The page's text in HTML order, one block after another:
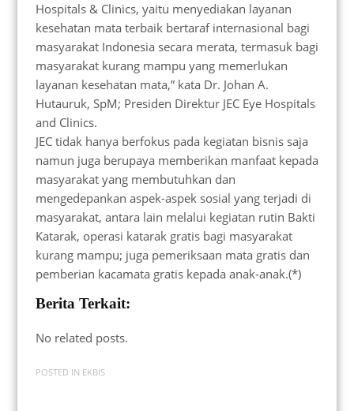
Hospitals & Clinics, yaitu menyediakan layanan
kesehatan mata terbaik bertaraf internasional bagi
masyarakat Indonesia secara merata, termasuk bagi
masyarakat kurang mampu yang memerlukan
layanan kesehatan mata,” kata Dr. Johan A.
Hutauruk, SpM; Presiden Direktur JEC Eye Hospitals
and Clinics.
JEC tidak hanya berfokus pada kegiatan bisnis saja
namun juga berupaya memberikan manfaat kepada
masyarakat yang membutuhkan dan
mengedepankan aspek-aspek sosial yang terjadi di
masyarakat, antara lain melalui kegiatan rutin Bakti
Katarak, operasi katarak gratis bagi masyarakat
kurang mampu; juga pemeriksaan mata gratis dan
pemberian kacamata gratis kepada anak-anak.(*)
Berita Terkait:
No related posts.
POSTED IN EKBIS